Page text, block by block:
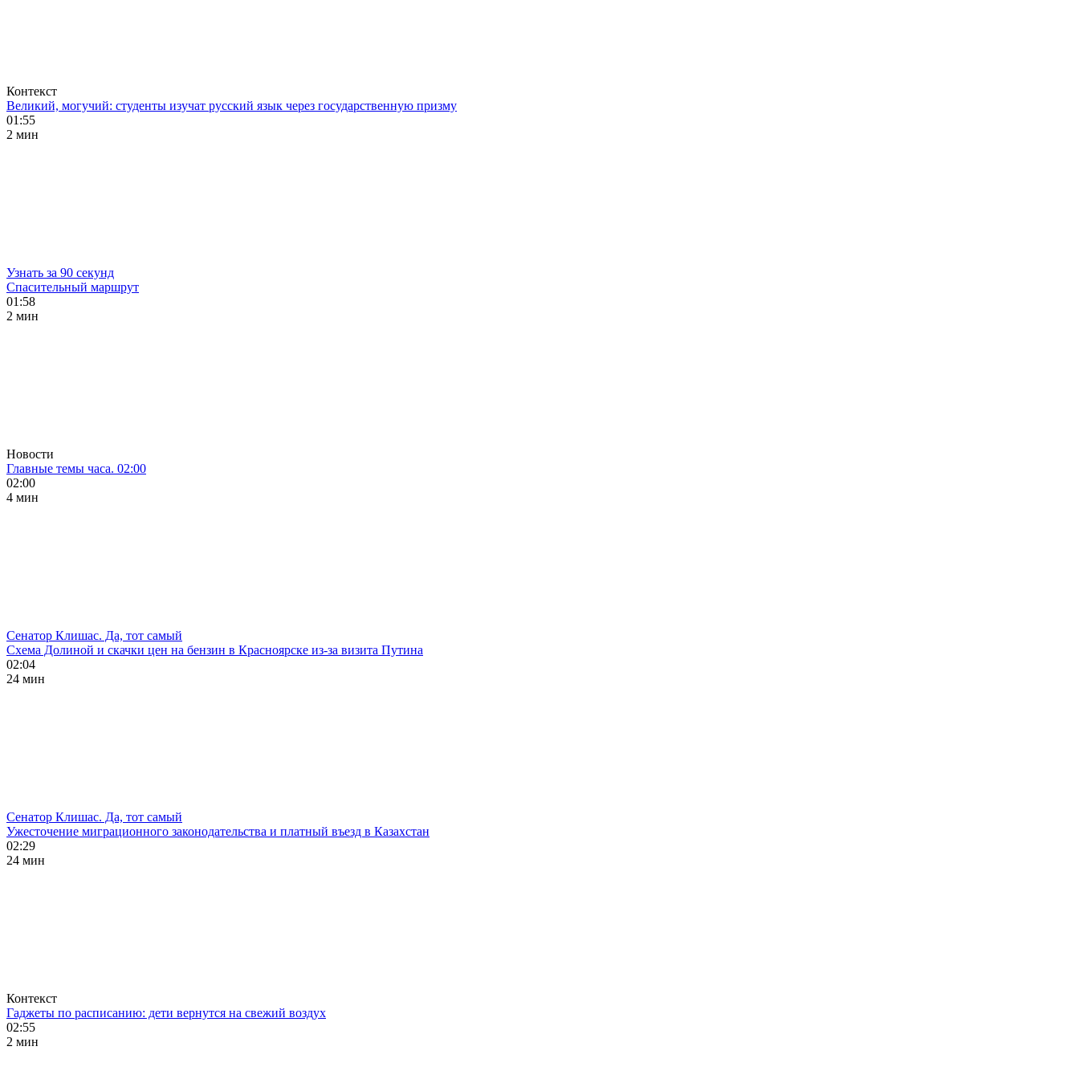
Контекст
Великий, могучий: студенты изучат русский язык через государственную призму
01:55
2 мин
Узнать за 90 секунд
Спасительный маршрут
01:58
2 мин
Новости
Главные темы часа. 02:00
02:00
4 мин
Сенатор Клишас. Да, тот самый
Схема Долиной и скачки цен на бензин в Красноярске из-за визита Путина
02:04
24 мин
Сенатор Клишас. Да, тот самый
Ужесточение миграционного законодательства и платный въезд в Казахстан
02:29
24 мин
Контекст
Гаджеты по расписанию: дети вернутся на свежий воздух
02:55
2 мин